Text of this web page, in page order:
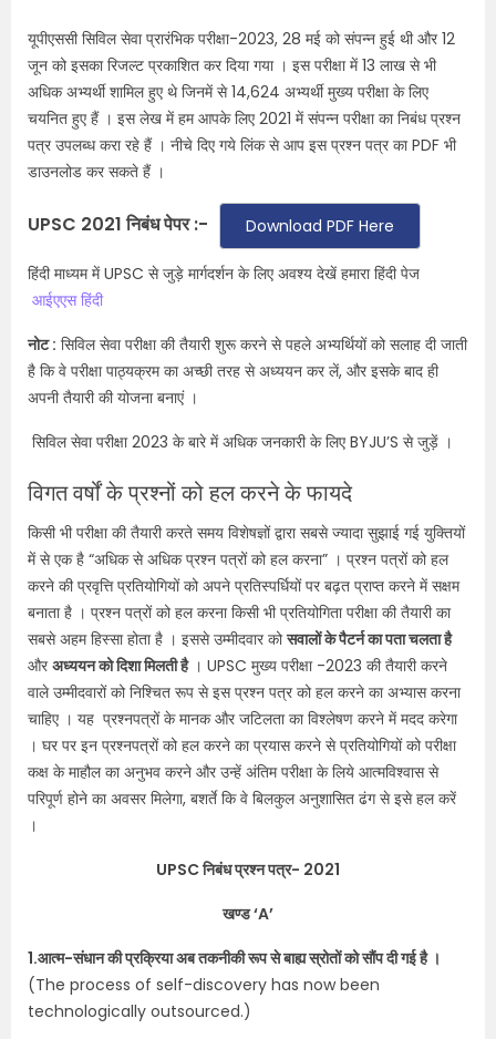
यूपीएससी सिविल सेवा प्रारंभिक परीक्षा-2023, 28 मई को संपन्न हुई थी और 12
जून को इसका रिजल्ट प्रकाशित कर दिया गया । इस परीक्षा में 13 लाख से भी
अधिक अभ्यर्थी शामिल हुए थे जिनमें से 14,624 अभ्यर्थी मुख्य परीक्षा के लिए
चयनित हुए हैं । इस लेख में हम आपके लिए 2021 में संपन्न परीक्षा का निबंध प्रश्न
पत्र उपलब्ध करा रहे हैं । नीचे दिए गये लिंक से आप इस प्रश्न पत्र का PDF भी
डाउनलोड कर सकते हैं ।
UPSC 2021 निबंध पेपर :- Download PDF Here
हिंदी माध्यम में UPSC से जुड़े मार्गदर्शन के लिए अवश्य देखें हमारा हिंदी पेज
आईएएस हिंदी
नोट : सिविल सेवा परीक्षा की तैयारी शुरू करने से पहले अभ्यर्थियों को सलाह दी जाती
है कि वे परीक्षा पाठ्यक्रम का अच्छी तरह से अध्ययन कर लें, और इसके बाद ही
अपनी तैयारी की योजना बनाएं ।
सिविल सेवा परीक्षा 2023 के बारे में अधिक जनकारी के लिए BYJU’S से जुड़ें ।
विगत वर्षों के प्रश्नों को हल करने के फायदे
किसी भी परीक्षा की तैयारी करते समय विशेषज्ञों द्वारा सबसे ज्यादा सुझाई गई युक्तियों
में से एक है “अधिक से अधिक प्रश्न पत्रों को हल करना” । प्रश्न पत्रों को हल
करने की प्रवृत्ति प्रतियोगियों को अपने प्रतिस्पर्धियों पर बढ़त प्राप्त करने में सक्षम
बनाता है । प्रश्न पत्रों को हल करना किसी भी प्रतियोगिता परीक्षा की तैयारी का
सबसे अहम हिस्सा होता है । इससे उम्मीदवार कोसवालों के पैटर्न का पता चलता है
औरअध्ययन को दिशा मिलती है। UPSC मुख्य परीक्षा -2023 की तैयारी करने
वाले उम्मीदवारों को निश्चित रूप से इस प्रश्न पत्र को हल करने का अभ्यास करना
चाहिए । यह प्रश्नपत्रों के मानक और जटिलता का विश्लेषण करने में मदद करेगा
। घर पर इन प्रश्नपत्रों को हल करने का प्रयास करने से प्रतियोगियों को परीक्षा
कक्ष के माहौल का अनुभव करने और उन्हें अंतिम परीक्षा के लिये आत्मविश्वास से
परिपूर्ण होने का अवसर मिलेगा, बशर्ते कि वे बिलकुल अनुशासित ढंग से इसे हल करें
।
UPSC निबंध प्रश्न पत्र- 2021
खण्ड ‘A’
1.आत्म-संधान की प्रक्रिया अब तकनीकी रूप से बाह्य स्रोतों को सौंप दी गई है ।
(The process of self-discovery has now been
technologically outsourced.)